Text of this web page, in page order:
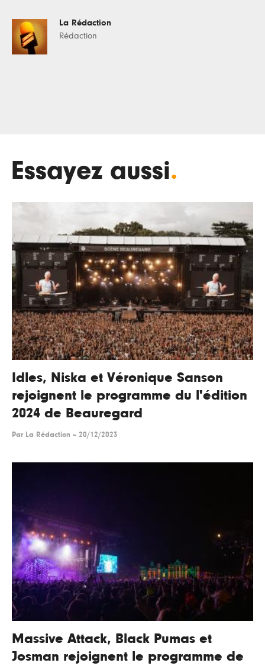
La Rédaction
Rédaction
Essayez aussi.
Idles, Niska et Véronique Sanson
rejoignent le programme du l'édition
2024 de Beauregard
Par La Rédaction -- 20/12/2023
Massive Attack, Black Pumas et
Josman rejoignent le programme de